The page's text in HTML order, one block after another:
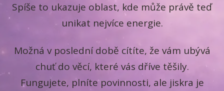
Spíše to ukazuje oblast, kde může právě teď
unikat nejvíce energie.
Možná v poslední době cítíte, že vám ubývá
chuť do věcí, které vás dříve těšily.
Fungujete, plníte povinnosti, ale jiskra je